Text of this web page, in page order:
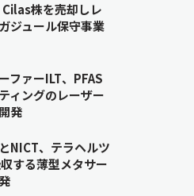
株を売却しレ
ジュール保守事業
ファーILT、PFAS
ィングのレーザー
発
NICT、テラヘルツ
する薄型メタサー